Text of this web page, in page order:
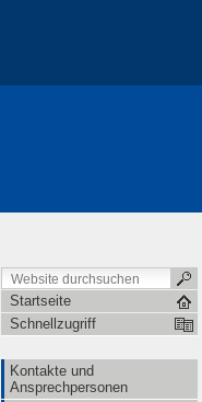
Startseite
Schnellzugriff
Kontakte und
Ansprechpersonen